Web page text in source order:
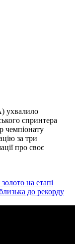
ухвалило
спринтера
чемпіонату
за три
про своє
на етапі
до рекорду